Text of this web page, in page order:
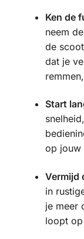
Ken de
neem
de
dat je
Start
op jouw
Vermijd
in
je meer
loopt